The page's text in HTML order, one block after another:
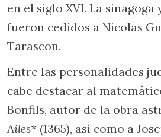
en el siglo XVI. La
fueron cedidos a Nicolas
Tarascon.
Entre las personalidades
cabe destacar al
Bonfils, autor de la obra
Ailes* (1365), así como a